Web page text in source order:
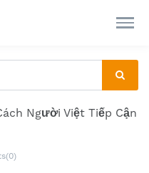
Người Việt Tiếp Cận